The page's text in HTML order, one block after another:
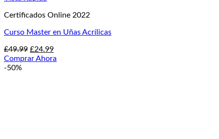
Certificados Online 2022
Curso Master en Uñas Acrílicas
£49.99 El
precio
£24.99El
precio
Comprar Ahora
-50%